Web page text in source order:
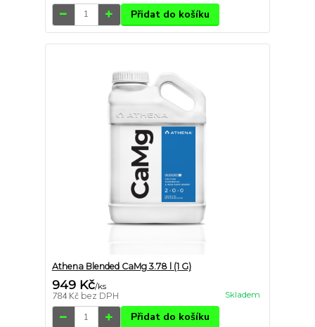
Přidat do košíku
Athena Blended CaMg 3.78 l (1 G)
949 Kč/ks
784 Kč bez DPH Skladem
Přidat do košíku